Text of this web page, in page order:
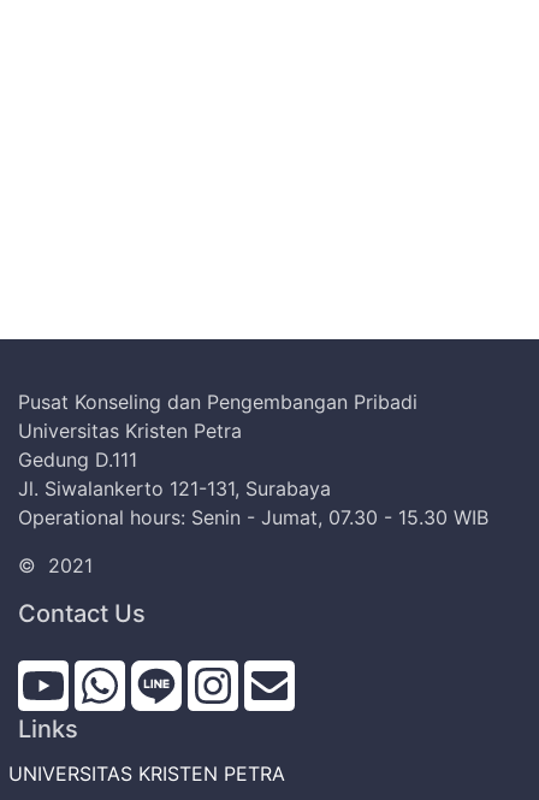
Pusat Konseling dan Pengembangan Pribadi
Universitas Kristen Petra
Gedung D.111
Jl. Siwalankerto 121-131, Surabaya
Operational hours: Senin - Jumat, 07.30 - 15.30 WIB
© 2021
Contact Us
Links
UNIVERSITAS KRISTEN PETRA